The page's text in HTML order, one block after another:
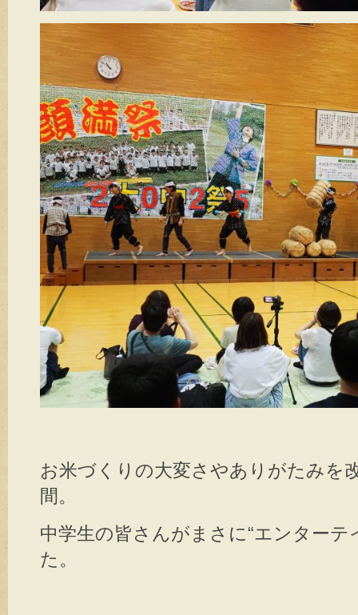
お米づくりの大変さやありがたみを
間。
中学生の皆さんがまさに“エンターテ
た。